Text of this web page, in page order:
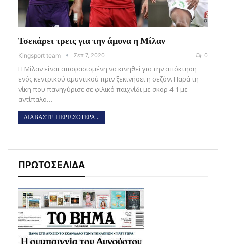
Τσεκάρει τρεις για την άμυνα η Μίλαν
Kingsport team Σεπ 7, 2020 0
Η Μίλαν είναι αποφασισμένη να κινηθεί για την απόκτηση
ενός κεντρικού αμυντικού πριν ξεκινήσει η σεζόν. Παρά τη
νίκη που πανηγύρισε σε φιλικό παιχνίδι με σκορ 4-1 με
αντίπαλο…
ΔΙΑΒΑΣΤΕ ΠΕΡΙΣΣΟΤΕΡΑ...
ΠΡΩΤΟΣΕΛΙΔΑ